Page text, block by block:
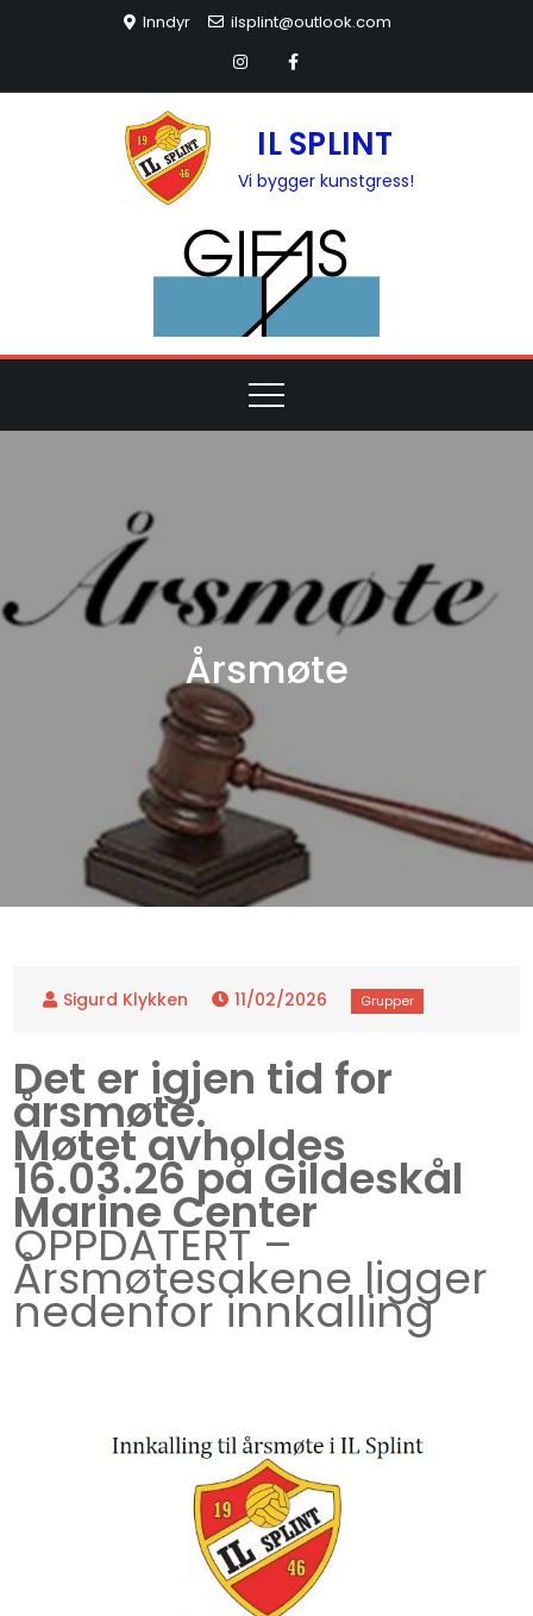
Inndyr ilsplint@outlook.com
IL SPLINT
Vi bygger kunstgress!
Årsmøte
11/02/2026
Det er igjen tid for
årsmøte.
Møtet avholdes
16.03.26 på Gildeskål
Marine Center
OPPDATERT –
Årsmøtesakene ligger
nedenfor innkalling